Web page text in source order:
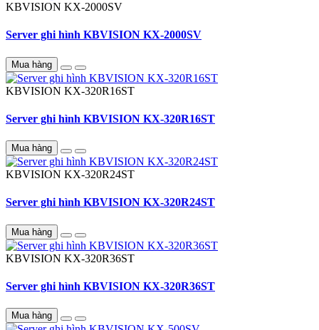
KBVISION KX-2000SV
Server ghi hình KBVISION KX-2000SV
Mua hàng
KBVISION KX-320R16ST
Server ghi hình KBVISION KX-320R16ST
Mua hàng
KBVISION KX-320R24ST
Server ghi hình KBVISION KX-320R24ST
Mua hàng
KBVISION KX-320R36ST
Server ghi hình KBVISION KX-320R36ST
Mua hàng